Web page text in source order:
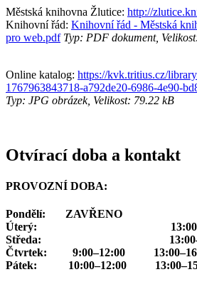
Městská knihovna Žlutice: http://
Knihovní řád: Knihovní řád - Městská
pro web.pdfTyp: PDF dokument,
Online katalog: https://kvk.tritius.cz/
1767963843718-a792de20-6986-4e90-
Typ: JPG obrázek, Velikost: 79.22 kB
Otvírací doba a kontakt
PROVOZNÍ DOBA:
Pondělí: ZAVŘENO
Úterý:
Středa:
Čtvrtek: 9:00–12:00
Pátek: 10:00–12:00